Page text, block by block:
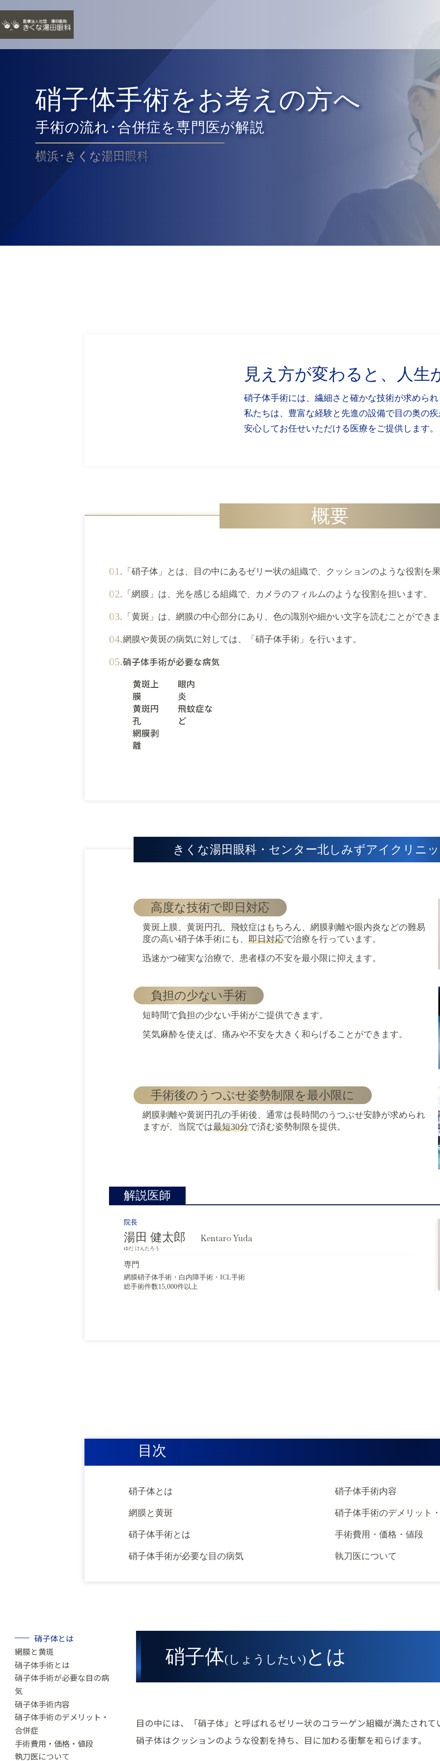
硝子体手術をお考えの方へ
手術の流れ･合併症を専門医が解説
横浜･きくな湯田眼科
見え方が変わると、人生
硝子体手術には、繊細さと確かな技術が求めら
私たちは、豊富な経験と先進の設備で目の奥の
安心してお任せいただける医療をご提供します。
概要
「硝子体」とは、目の中にあるゼリー状の組織で、クッションのような役割を
「網膜」は、光を感じる組織で、カメラのフィルムのような役割を担います。
「黄斑」は、網膜の中心部分にあり、色の識別や細かい文字を読むことができ
網膜や黄斑の病気に対しては、「硝子体手術」を行います。
硝子体手術が必要な病気
黄斑上
膜
眼内
炎
黄斑円
孔
飛蚊症な
ど
網膜剥
離
きくな湯田眼科・ センター北しみずアイクリニ
高度な技術で即日対応
黄斑上膜、黄斑円孔、飛蚊症はもちろん、網膜剥離や眼内炎などの難易
度の高い硝子体手術にも、 即日対応で治療を行っています。
迅速かつ確実な治療で、患者様の不安を最小限に抑えます。
負担の少ない手術
短時間で負担の少ない手術がご提供できます。
笑気麻酔を使えば、痛みや不安を大きく和らげることができます。
手術後のうつぶせ姿勢制限を最小限に
網膜剥離や黄斑円孔の手術後、通常は長時間のうつぶせ安静が求められ
ますが、当院では最短30分で済む姿勢制限を提供。
解説医師
院長
湯田 健太郎 Kentaro Yuda
ゆだ けんたろう
専門
網膜硝子体手術・白内障手術・ICL手術
総手術件数15,000件以上
目次
硝子体とは
網膜と黄斑
硝子体手術とは
硝子体手術が必要な目の病気
硝子体手術内容
硝子体手術のデメリット
手術費用・価格・値段
執刀医について
硝子体とは
網膜と黄斑
硝子体手術とは
硝子体手術が必要な目の病
気
硝子体手術内容
硝子体手術のデメリット・
合併症
手術費用・価格・値段
執刀医について
硝子体(しょうしたい) とは
目の中には、「硝子体」と呼ばれるゼリー状のコラーゲン組織が満たされて
硝子体はクッションのような役割を持ち、目に加わる衝撃を和らげます。